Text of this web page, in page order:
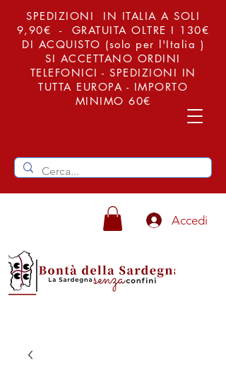
SPEDIZIONI IN ITALIA A SOLI
9,90€ - GRATUITA OLTRE I 130€
DI ACQUISTO (solo per l'Italia )
SI ACCETTANO ORDINI
TELEFONICI - SPEDIZIONI IN
TUTTA EUROPA - IMPORTO
MINIMO 60€
Accedi